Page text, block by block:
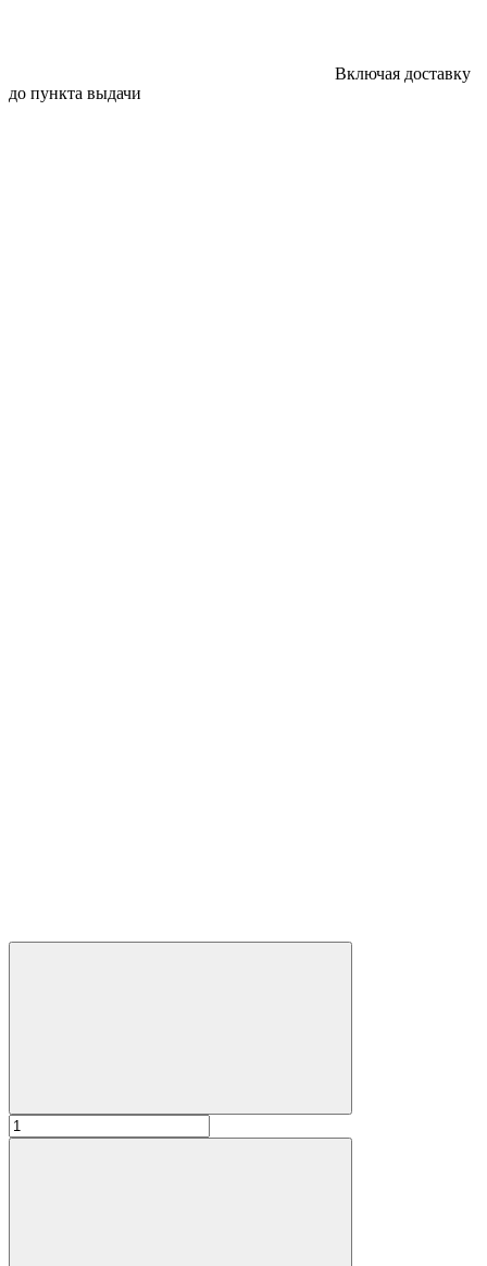
Включая доставку
до пункта выдачи